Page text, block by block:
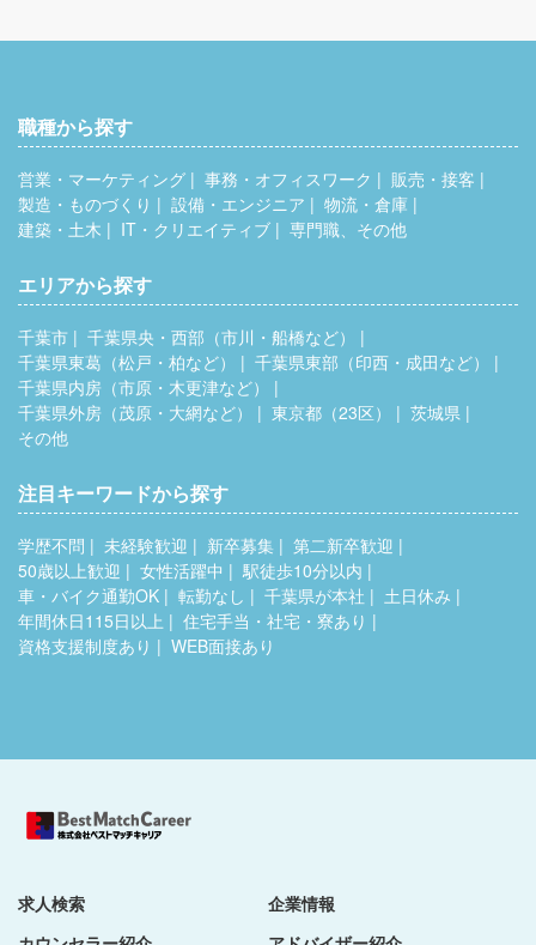
職種から探す
営業・マーケティング 事務・オフィスワーク
販売・接客
製造・ものづくり
設備・エンジニア
物流・倉庫
建築・土木
IT・クリエイティブ 専門職、その他
エリアから探す
千葉市
千葉県央・西部（市川・船橋など）
千葉県東葛（松戸・柏など）
千葉県東部（印西・成田など）
千葉県内房（市原・木更津など）
千葉県外房（茂原・大網など）
東京都（23区）
茨城県
その他
注目キーワードから探す
学歴不問 未経験歓迎 新卒募集
第二新卒歓迎
50歳以上歓迎
女性活躍中
駅徒歩10分以内
車・バイク通勤OK
転勤なし 千葉県が本社
土日休み
年間休日115日以上
住宅手当・社宅・寮あり
資格支援制度あり
WEB面接あり
求人検索
企業情報